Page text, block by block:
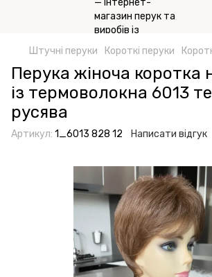
Штучні перуки Короткі перуки
Перука жіноча коротка
із термоволокна 6013
русява
Артикул: 1_6013 828 12 Написати відгук